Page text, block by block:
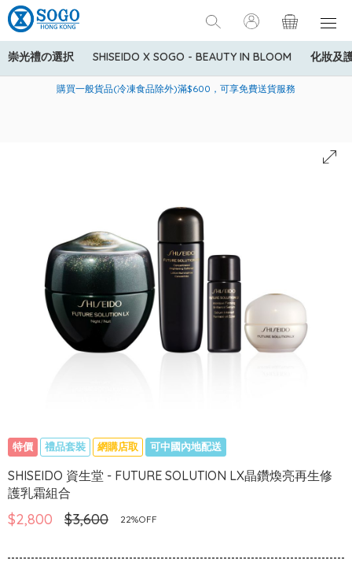
崇光禮の選択 SHISEIDO X SOGO - BEAUTY IN BLOOM 化妝及
美國運通Explorer®信用卡會員購物禮遇：高達5%簽賬回贈！
購買一般貨品(冷凍食品除外)滿$600，可享免費送貨服務
寄送中國內地服務只適用於指定商品，若訂單金額少於HK$600(折
特價 禮品套裝 網購店取 可中國內地配送
SHISEIDO 資生堂 - FUTURE SOLUTION LX晶鑽煥亮再生修
護乳霜組合
$2,800 $3,600 22%OFF